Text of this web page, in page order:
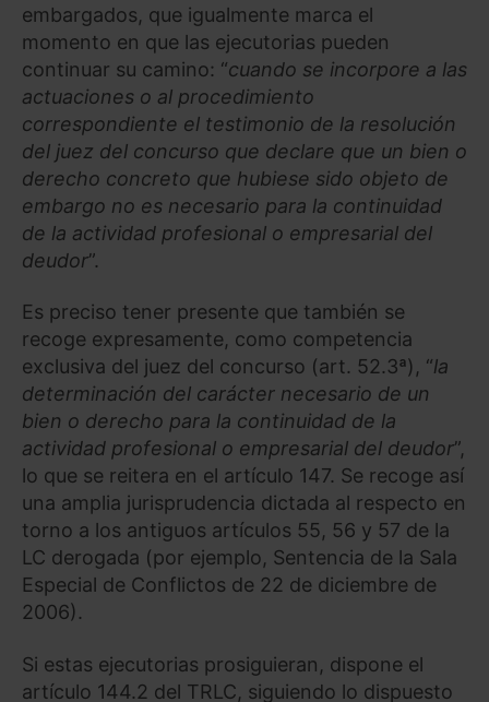
embargados, que igualmente marca el
momento en que las ejecutorias pueden
continuar su camino: “cuando se incorpore a las
actuaciones o al procedimiento
correspondiente el testimonio de la resolución
del juez del concurso que declare que un bien o
derecho concreto que hubiese sido objeto de
embargo no es necesario para la continuidad
de la actividad profesional o empresarial del
deudor”.
Es preciso tener presente que también se
recoge expresamente, como competencia
exclusiva del juez del concurso (art. 52.3ª), “la
determinación del carácter necesario de un
bien o derecho para la continuidad de la
actividad profesional o empresarial del deudor”,
lo que se reitera en el artículo 147. Se recoge así
una amplia jurisprudencia dictada al respecto en
torno a los antiguos artículos 55, 56 y 57 de la
LC derogada (por ejemplo, Sentencia de la Sala
Especial de Conflictos de 22 de diciembre de
2006).
Si estas ejecutorias prosiguieran, dispone el
artículo 144.2 del TRLC, siguiendo lo dispuesto